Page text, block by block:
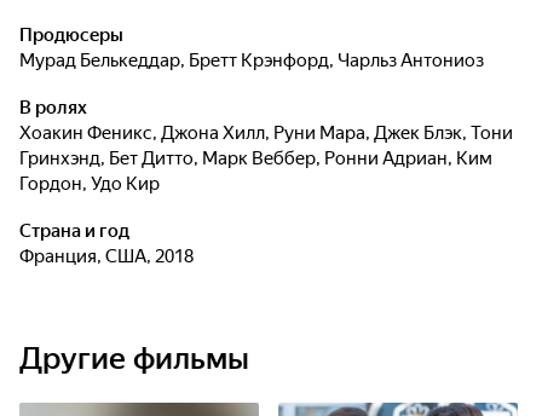
Продюсеры
Мурад Белькеддар, Бретт Крэнфорд, Чарльз Антониоз
В ролях
Хоакин Феникс, Джона Хилл, Руни Мара, Джек Блэк, Тони
Гринхэнд, Бет Дитто, Марк Веббер, Ронни Адриан, Ким
Гордон, Удо Кир
Страна и год
Франция, США, 2018
Другие фильмы